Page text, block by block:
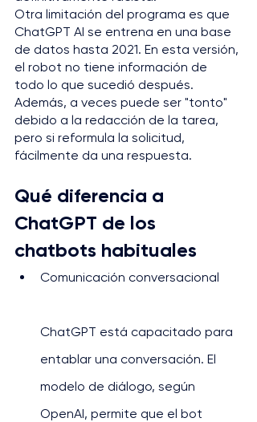
Otra limitación del programa es que
ChatGPT AI se entrena en una base
de datos hasta 2021. En esta versión,
el robot no tiene información de
todo lo que sucedió después.
Además, a veces puede ser "tonto"
debido a la redacción de la tarea,
pero si reformula la solicitud,
fácilmente da una respuesta.
Qué diferencia a
ChatGPT de los
chatbots habituales
Comunicación conversacional
ChatGPT está capacitado para
entablar una conversación. El
modelo de diálogo, según
OpenAI, permite que el bot